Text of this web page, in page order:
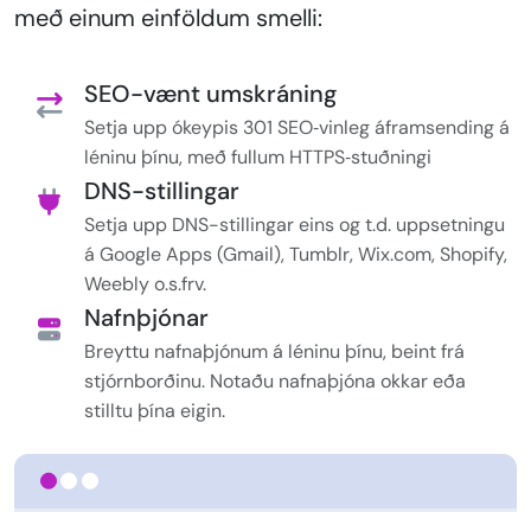
með einum einföldum smelli:
SEO-vænt umskráning
Setja upp ókeypis 301 SEO‑vinleg áframsending á
léninu þínu, með fullum HTTPS‑stuðningi
DNS-stillingar
Setja upp DNS-stillingar eins og t.d. uppsetningu
á Google Apps (Gmail), Tumblr, Wix.com, Shopify,
Weebly o.s.frv.
Nafnþjónar
Breyttu nafnaþjónum á léninu þínu, beint frá
stjórnborðinu. Notaðu nafnaþjóna okkar eða
stilltu þína eigin.